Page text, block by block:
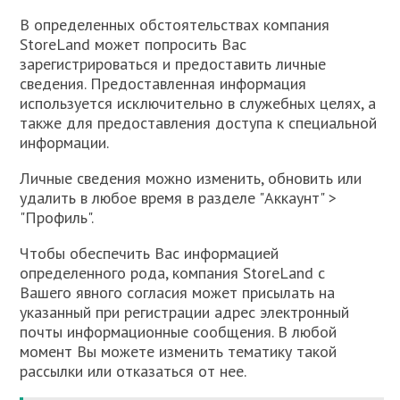
В определенных обстоятельствах компания
StoreLand может попросить Вас
зарегистрироваться и предоставить личные
сведения. Предоставленная информация
используется исключительно в служебных целях, а
также для предоставления доступа к специальной
информации.
Личные сведения можно изменить, обновить или
удалить в любое время в разделе "Аккаунт" >
"Профиль".
Чтобы обеспечить Вас информацией
определенного рода, компания StoreLand с
Вашего явного согласия может присылать на
указанный при регистрации адрес электронный
почты информационные сообщения. В любой
момент Вы можете изменить тематику такой
рассылки или отказаться от нее.